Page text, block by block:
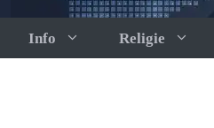
Info Religie